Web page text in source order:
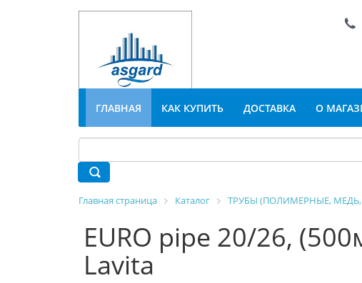
ГЛАВНАЯ КАК КУПИТЬ ДОСТАВКА О
Главная страница Каталог ТРУБЫ (ПОЛИМЕРНЫЕ,
EURO pipe 20/26,
Lavita